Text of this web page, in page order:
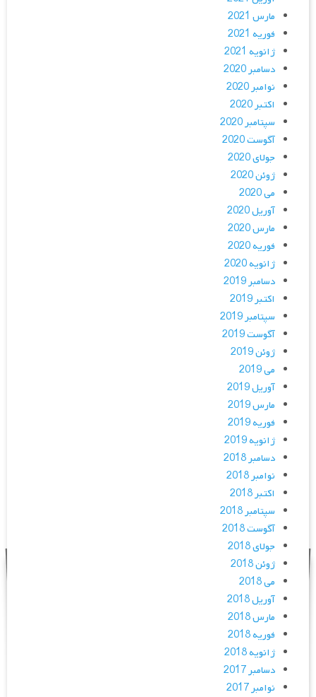
مارس 2021
فوریه 2021
ژانویه 2021
دسامبر 2020
نوامبر 2020
اکتبر 2020
سپتامبر 2020
آگوست 2020
جولای 2020
ژوئن 2020
می 2020
آوریل 2020
مارس 2020
فوریه 2020
ژانویه 2020
دسامبر 2019
اکتبر 2019
سپتامبر 2019
آگوست 2019
ژوئن 2019
می 2019
آوریل 2019
مارس 2019
فوریه 2019
ژانویه 2019
دسامبر 2018
نوامبر 2018
اکتبر 2018
سپتامبر 2018
آگوست 2018
جولای 2018
ژوئن 2018
می 2018
آوریل 2018
مارس 2018
فوریه 2018
ژانویه 2018
دسامبر 2017
نوامبر 2017